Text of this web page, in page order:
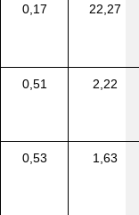
0,17 22,27
0,51 2,22
0,53 1,63